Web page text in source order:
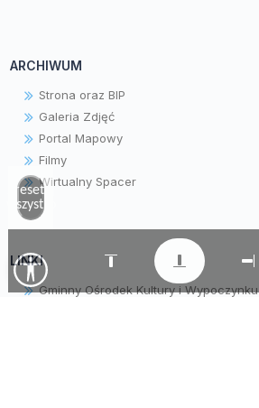
ARCHIWUM
Strona oraz BIP
Galeria Zdjęć
Portal Mapowy
Filmy
Wirtualny Spacer
LINKI
Gminny Ośrodek Kultury i Wypoczynku
Zresetuj
wszystko